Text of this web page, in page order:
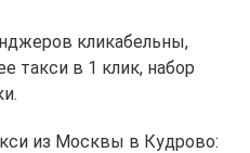
кликабельны,
такси в 1 клик, набор
из Москвы в Кудрово: